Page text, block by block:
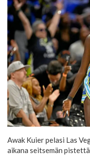
Awak Kuier pelasi Las
aikana seitsemän